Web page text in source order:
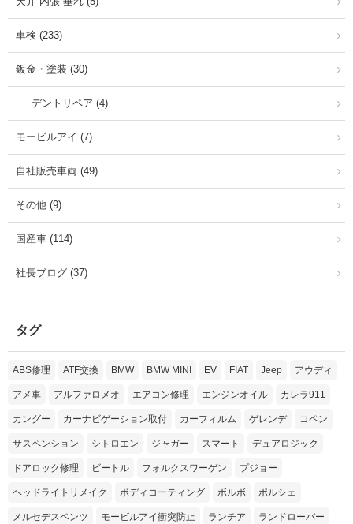
車検 (233)
鈑金・塗装 (30)
デントリペア (4)
モービルアイ (7)
自社販売車両 (49)
その他 (9)
国産車 (114)
社長ブログ (37)
タグ
ABS修理 ATF交換 BMW BMW MINI EV FIAT Jeep アウディ
アメ車 アルファロメオ エアコン修理 エンジンオイル カレラ911
カングー カーナビゲーション取付 カーフィルム ゲレンデ コペン
サスペンション シトロエン ジャガー スマート デュアロジック
ドアロック修理 ビートル フォルクスワーゲン プジョー
ヘッドライトリメイク ボディコーティング ボルボ ポルシェ
メルセデスベンツ モービルアイ衝突防止 ランチア ランドローバー